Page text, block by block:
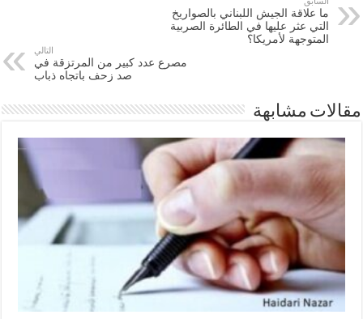
ما علاقة الجيش اللبناني بالصواريخ
التي عثر عليها في الطائرة الصربية
المتوجهة لأمريكا؟
التالي
مصرع عدد كبير من المرتزقة في
صد زحف باتجاه ذباب
مقالات مشابهة